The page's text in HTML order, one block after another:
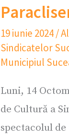
19 iunie 2024/
Sindicatelor
Municipiul
Luni, 14
de Cultură a
spectacolul